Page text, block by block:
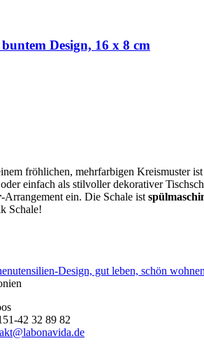
Design, 16 x 8 cm
fröhlichen, mehrfarbigen Kreismuster
einfach als stilvoller dekorativer
-Arrangement ein. Die Schale ist
Schale!
42 32 89 82